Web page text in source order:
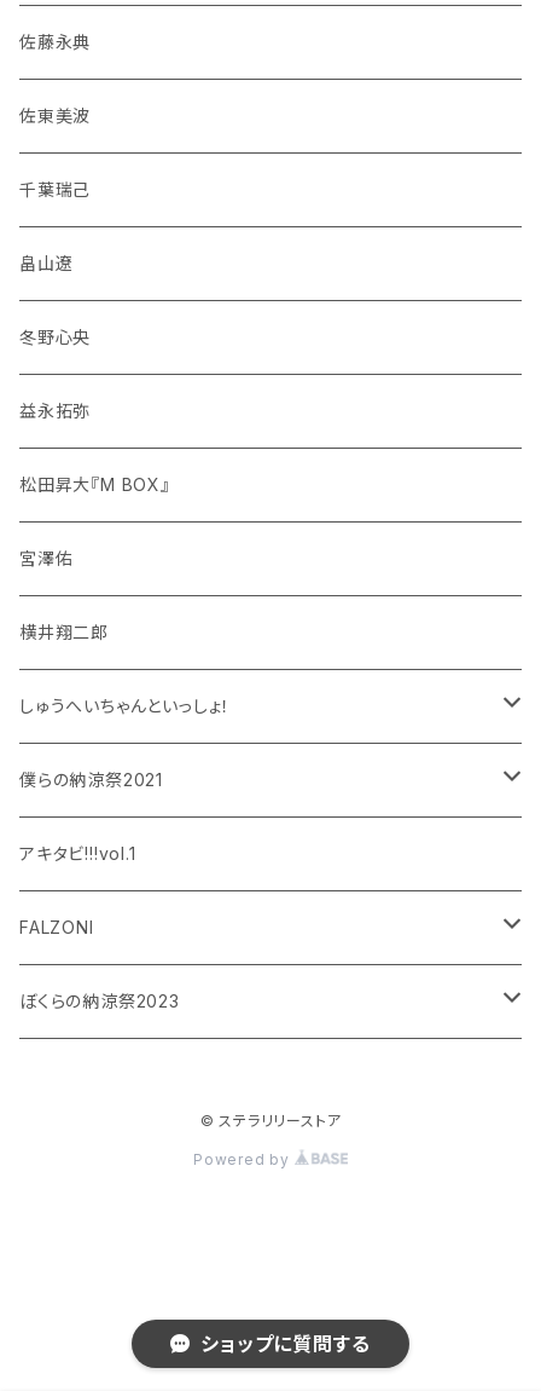
ショップに質問する
佐藤永典
佐東美波
千葉瑞己
畠山遼
冬野心央
益永拓弥
松田昇大『M BOX』
宮澤佑
横井翔二郎
しゅうへいちゃんといっしょ！
和泉宗兵
設楽銀河
平賀勇成
吉岡佑
僕らの納涼祭2021
和泉宗兵
神永圭佑
小波津亜廉
アキタビ!!!vol.1
FALZONI
笠間淳の黄昏古書堂
ぼくらの納涼祭2023
© ステラリリーストア
Powered by